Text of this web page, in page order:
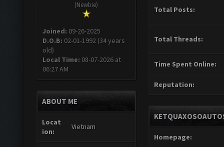
(Newbie)
Joined: 09-26-2025
D.O.B: 02-01-1992 (34 years
old)
Local Time: 08-07-2026 at
06:27 AM
ABOUT ME
Locat
ion:
Vietnam
Total Posts:
Total Threads:
Time Spent Online:
Reputation:
Homepage: